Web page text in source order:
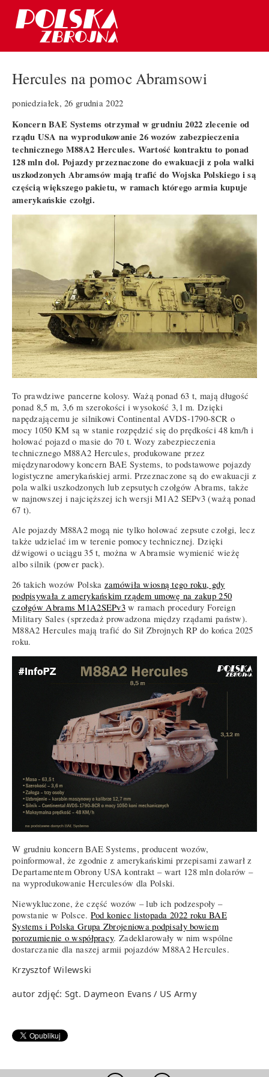
Hercules na pomoc Abramsowi
poniedziałek, 26 grudnia 2022
Koncern BAE Systems otrzymał w grudniu 2022 zlecenie od
rządu USA na wyprodukowanie 26 wozów zabezpieczenia
technicznego M88A2 Hercules. Wartość kontraktu to ponad
128 mln dol. Pojazdy przeznaczone do ewakuacji z pola walki
uszkodzonych Abramsów mają trafić do Wojska Polskiego i są
częścią większego pakietu, w ramach którego armia kupuje
amerykańskie czołgi.
To prawdziwe pancerne kolosy. Ważą ponad 63 t, mają długość
ponad 8,5 m, 3,6 m szerokości i wysokość 3,1 m. Dzięki
napędzającemu je silnikowi Continental AVDS-1790-8CR o
mocy 1050 KM są w stanie rozpędzić się do prędkości 48 km/h i
holować pojazd o masie do 70 t. Wozy zabezpieczenia
technicznego M88A2 Hercules, produkowane przez
międzynarodowy koncern BAE Systems, to podstawowe pojazdy
logistyczne amerykańskiej armi. Przeznaczone są do ewakuacji z
pola walki uszkodzonych lub zepsutych czołgów Abrams, także
w najnowszej i najcięższej ich wersji M1A2 SEPv3 (ważą ponad
67 t).
Ale pojazdy M88A2 mogą nie tylko holować zepsute czołgi, lecz
także udzielać im w terenie pomocy technicznej. Dzięki
dźwigowi o uciągu 35 t, można w Abramsie wymienić wieżę
albo silnik (power pack).
26 takich wozów Polska zamówiła wiosną tego roku, gdy
podpisywała z amerykańskim rządem umowę na zakup 250
czołgów Abrams M1A2SEPv3 w ramach procedury Foreign
Military Sales (sprzedaż prowadzona między rządami państw).
M88A2 Hercules mają trafić do Sił Zbrojnych RP do końca 2025
roku.
W grudniu koncern BAE Systems, producent wozów,
poinformował, że zgodnie z amerykańskimi przepisami zawarł z
Departamentem Obrony USA kontrakt – wart 128 mln dolarów –
na wyprodukowanie Herculesów dla Polski.
Niewykluczone, że część wozów – lub ich podzespoły –
powstanie w Polsce. Pod koniec listopada 2022 roku BAE
Systems i Polska Grupa Zbrojeniowa podpisały bowiem
porozumienie o współpracy. Zadeklarowały w nim wspólne
dostarczanie dla naszej armii pojazdów M88A2 Hercules.
Krzysztof Wilewski
autor zdjęć: Sgt. Daymeon Evans / US Army